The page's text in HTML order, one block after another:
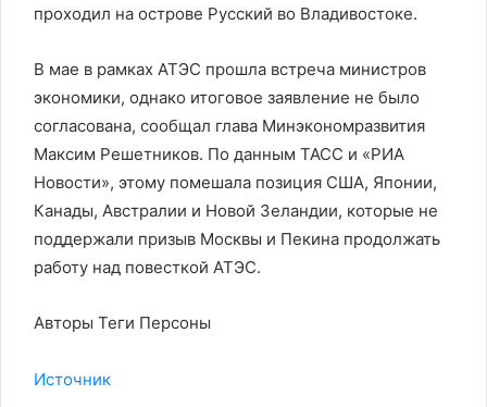
проходил на острове Русский во Владивостоке.
В мае в рамках АТЭС прошла встреча министров
экономики, однако итоговое заявление не было
согласована, сообщал глава Минэкономразвития
Максим Решетников. По данным ТАСС и «РИА
Новости», этому помешала позиция США, Японии,
Канады, Австралии и Новой Зеландии, которые не
поддержали призыв Москвы и Пекина продолжать
работу над повесткой АТЭС.
Авторы Теги Персоны
Источник